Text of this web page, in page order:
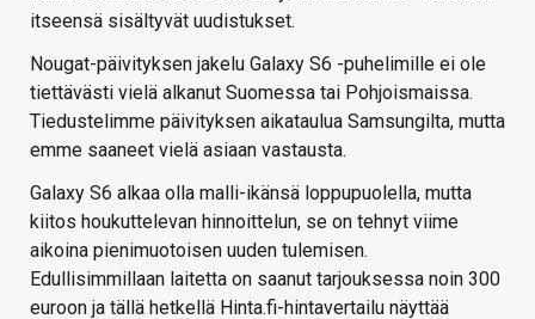
itseensä sisältyvät uudistukset.
Nougat-päivityksen jakelu Galaxy S6 -puhelimille ei ole
tiettävästi vielä alkanut Suomessa tai Pohjoismaissa.
Tiedustelimme päivityksen aikataulua Samsungilta, mutta
emme saaneet vielä asiaan vastausta.
Galaxy S6 alkaa olla malli-ikänsä loppupuolella, mutta
kiitos houkuttelevan hinnoittelun, se on tehnyt viime
aikoina pienimuotoisen uuden tulemisen.
Edullisimmillaan laitetta on saanut tarjouksessa noin 300
euroon ja tällä hetkellä Hinta.fi-hintavertailu näyttää